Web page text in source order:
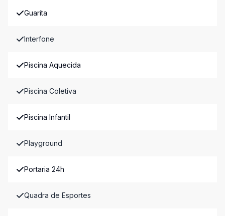
Guarita
Interfone
Piscina Aquecida
Piscina Coletiva
Piscina Infantil
Playground
Portaria 24h
Quadra de Esportes